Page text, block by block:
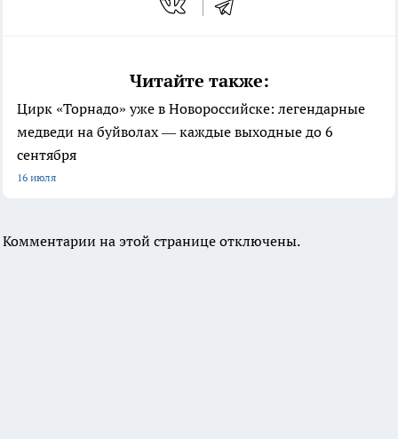
Читайте также:
Цирк «Торнадо» уже в Новороссийске: легендарные
медведи на буйволах — каждые выходные до 6
сентября
16 июля
Комментарии на этой странице отключены.